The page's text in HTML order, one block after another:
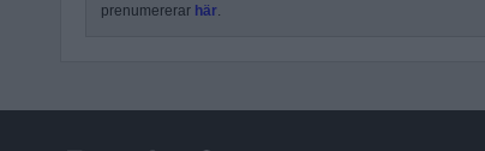
prenumererar här.